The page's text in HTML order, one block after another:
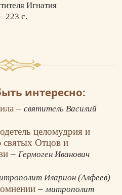
Игнатия
223 с.
интересно:
– святитель Василий
целомудрия и
Отцов и
– Гермоген Иванович
Иларион (Алфеев)
– митрополит